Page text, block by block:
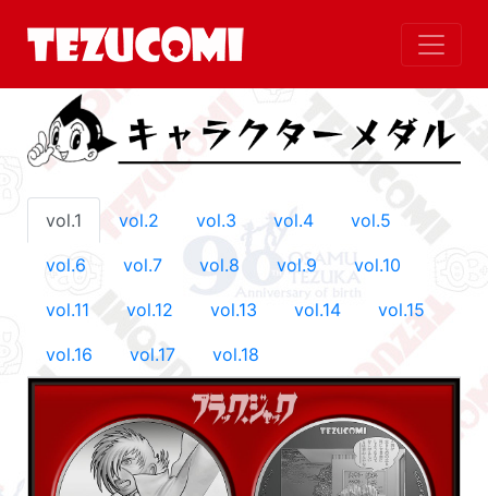
vol.1 vol.2 vol.3 vol.4 vol.5
vol.6 vol.7 vol.8 vol.9 vol.10
vol.11 vol.12 vol.13 vol.14 vol.15
vol.16 vol.17 vol.18